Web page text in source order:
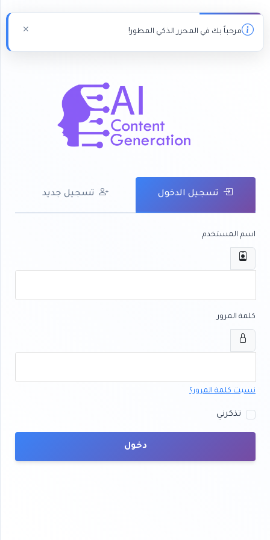
تسجيل الدخول تسجيل جديد
اسم المستخدم
كلمة المرور
نسيت كلمة المرور؟
تذكرني
دخول
مرحباً بك في المحرر الذكي المطور!